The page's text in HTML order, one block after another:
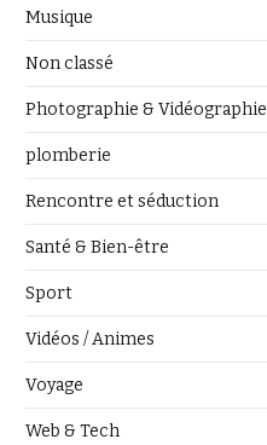
Musique
Non classé
Photographie & Vidéographie
plomberie
Rencontre et séduction
Santé & Bien-être
Sport
Vidéos / Animes
Voyage
Web & Tech